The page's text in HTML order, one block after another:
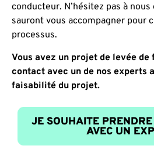
conducteur. N’hésitez pas à
sauront vous accompagner pour
processus.
Vous avez un projet de levée de
contact avec un de nos experts
faisabilité du projet.
JE SOUHAITE
AVEC UN